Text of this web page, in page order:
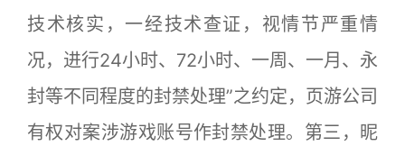
技术核实，一经技术查证，视情节严重情
况，进行24小时、72小时、一周、一月、永
封等不同程度的封禁处理”之约定，页游公司
有权对案涉游戏账号作封禁处理。第三，昵